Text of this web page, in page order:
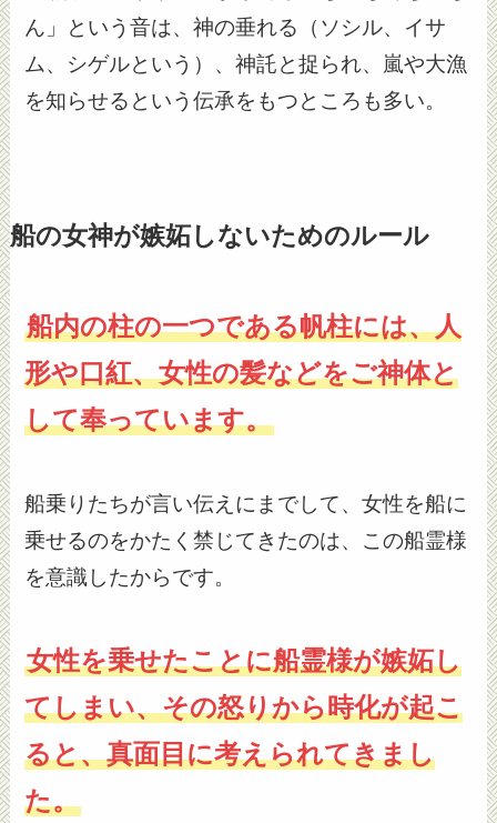
ん」という音は、神の垂れる（ソシル、イサ
ム、シゲルという）、神託と捉られ、嵐や大漁
を知らせるという伝承をもつところも多い。
船の女神が嫉妬しないためのルール
船内の柱の一つである帆柱には、人
形や口紅、女性の髪などをご神体と
して奉っています。
船乗りたちが言い伝えにまでして、女性を船に
乗せるのをかたく禁じてきたのは、この船霊様
を意識したからです。
女性を乗せたことに船霊様が嫉妬し
てしまい、その怒りから時化が起こ
ると、真面目に考えられてきまし
た。